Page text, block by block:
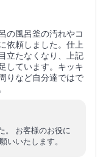
の風呂釜の汚れやコ
依頼しました。仕上
立たなくなり、上記
しています。キッキ
りなど自分達ではで
。 お客様のお役に
いいたします。